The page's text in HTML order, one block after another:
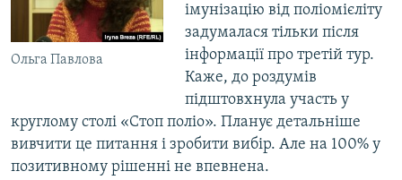
Ольга Павлова
імунізацію від поліомієліту
задумалася тільки після
інформації про третій тур.
Каже, до роздумів
підштовхнула участь у
круглому столі «Стоп поліо». Планує детальніше
вивчити це питання і зробити вибір. Але на 100% у
позитивному рішенні не впевнена.